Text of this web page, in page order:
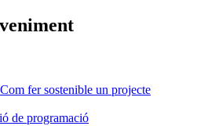
fer sostenible un projecte
de programació